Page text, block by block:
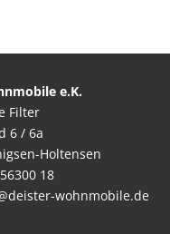
e.K.
Filter
6 / 6a
Holtensen
18
wohnmobile.de